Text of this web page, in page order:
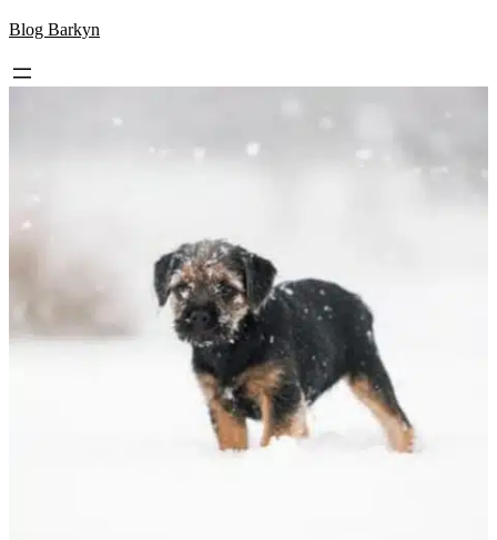
Skip
content
Blog Barkyn